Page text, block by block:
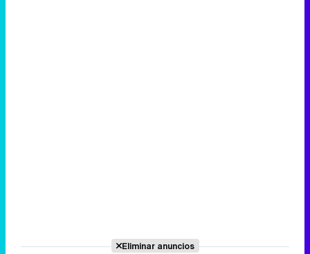
Eliminar anuncios